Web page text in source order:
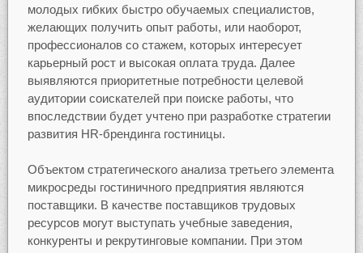
молодых гибких быстро обучаемых специалистов,
желающих получить опыт работы, или наоборот,
профессионалов со стажем, которых интересует
карьерный рост и высокая оплата труда. Далее
выявляются приоритетные потребности целевой
аудитории соискателей при поиске работы, что
впоследствии будет учтено при разработке стратегии
развития HR-брендинга гостиницы.
Объектом стратегического анализа третьего элемента
микросреды гостиничного предприятия являются
поставщики. В качестве поставщиков трудовых
ресурсов могут выступать учебные заведения,
конкуренты и рекрутинговые компании. При этом